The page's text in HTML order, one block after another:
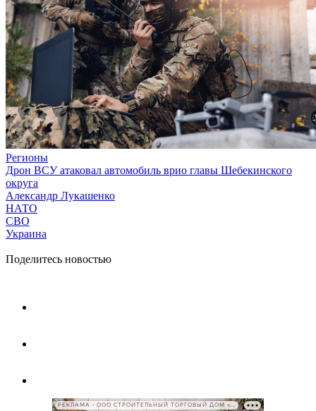
Регионы
Дрон ВСУ атаковал автомобиль врио главы Шебекинского
округа
Александр Лукашенко
НАТО
СВО
Украина
Поделитесь новостью
РЕКЛАМА • ООО СТРОИТЕЛЬНЫЙ ТОРГОВЫЙ ДОМ «ПЕТРОВИЧ», ИНН 7802348846